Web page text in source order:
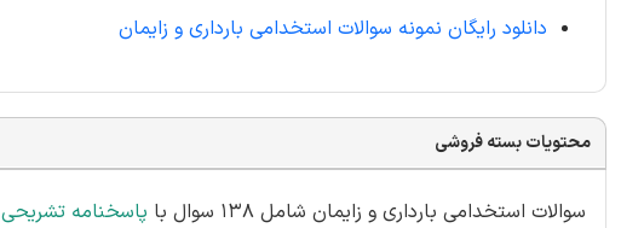
دانلود رایگان نمونه سوالات استخدامی بارداری و زایمان
محتویات بسته فروشی
سوالات استخدامی بارداری و زایمان شامل 138 سوال با پاسخنامه تشریحی